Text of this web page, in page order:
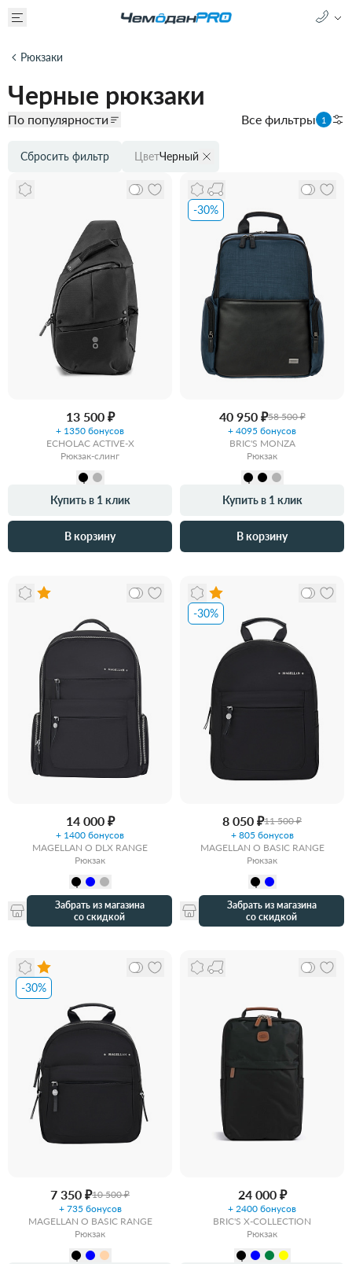
Рюкзаки
Черные рюкзаки
По популярности Все фильтры 1
ЦветЧерный
Сбросить фильтр
13 500 ₽
+ 1350 бонусов
ECHOLAC ACTIVE-X
Рюкзак-слинг
Купить в 1 клик
В корзину
-30%
40 950 ₽58 500 ₽
+ 4095 бонусов
BRIC'S MONZA
Рюкзак
Купить в 1 клик
В корзину
14 000 ₽
+ 1400 бонусов
MAGELLAN O DLX RANGE
Рюкзак
Забрать из магазина
со скидкой
-30%
8 050 ₽11 500 ₽
+ 805 бонусов
MAGELLAN O BASIC RANGE
Рюкзак
Забрать из магазина
со скидкой
-30%
7 350 ₽10 500 ₽
+ 735 бонусов
MAGELLAN O BASIC RANGE
Рюкзак
24 000 ₽
+ 2400 бонусов
BRIC'S X-COLLECTION
Рюкзак